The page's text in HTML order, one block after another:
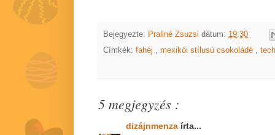
Bejegyezte: Praliné Zsuzsi dátum: 19:30
Címkék: fahéj , mexikói stílusú csokoládé ,
5 megjegyzés :
dizájnmenza írta...